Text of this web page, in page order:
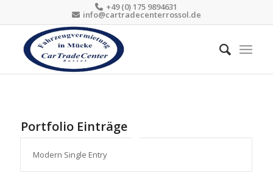
+49 (0) 175 9894631
info@cartradecenterrossol.de
Portfolio Einträge
Modern Single Entry